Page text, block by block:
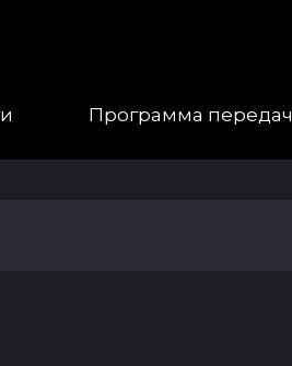
Программа передач